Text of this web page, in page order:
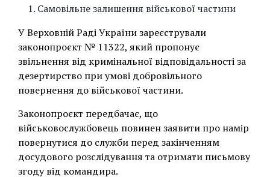
Самовільне залишення військової частини
У Верховній Раді України зареєстрували
законопроєкт № 11322, який пропонує
звільнення від кримінальної відповідальності за
дезертирство при умові добровільного
повернення до військової частини.
Законопроєкт передбачає, що
військовослужбовець повинен заявити про намір
повернутися до служби перед закінченням
досудового розслідування та отримати письмову
згоду від командира.